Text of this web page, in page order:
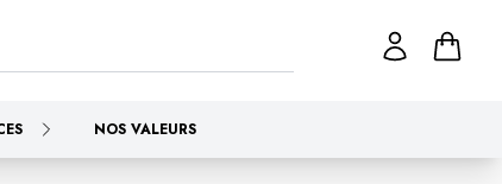
NOS VALEURS